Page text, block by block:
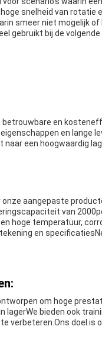
snelheid van
smeer niet mogelijk of
gebruikt bij de volgende
en
en lange
naar een hoogwaardig
aangepaste
van
hoge temperatuur,
en
om hoge
lagerWe bieden ook
verbeteren.Ons doel is